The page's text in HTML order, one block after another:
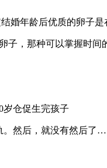
年龄后优质的卵子是
子，那种可以掌握时间
岁仓促生完孩子
。然后，就没有然后了…